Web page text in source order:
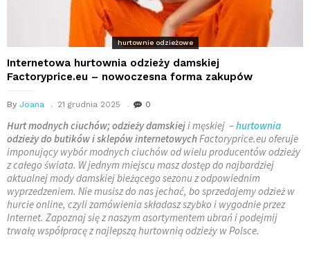
hurtownie odzieżowe
Internetowa hurtownia odzieży damskiej
Factoryprice.eu – nowoczesna forma zakupów
By Joana 21 grudnia 2025 0
Hurt modnych ciuchów; odzieży damskieji męskiej –hurtownia
odzieży do butików i sklepów internetowychFactoryprice.eu oferuje
imponujący wybór modnych ciuchów od wielu producentów odzieży
z całego świata. W jednym miejscu masz dostęp do najbardziej
aktualnej mody damskiej bieżącego sezonu z odpowiednim
wyprzedzeniem. Nie musisz do nas jechać, bo sprzedajemy odzież w
hurcie online, czyli zamówienia składasz szybko i wygodnie przez
Internet. Zapoznaj się z naszym asortymentem ubrań i podejmij
trwałą współpracę z najlepszą hurtownią odzieży w Polsce.